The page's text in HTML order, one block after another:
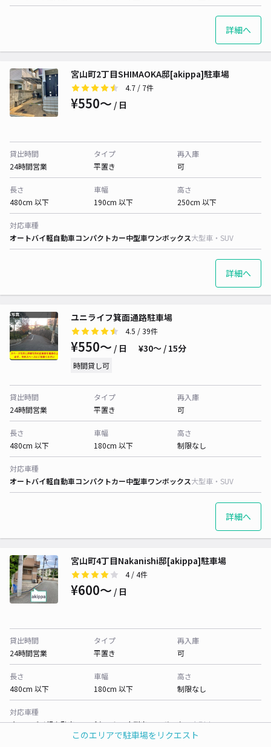
このエリアで駐車場をリクエスト
詳細へ
宮山町2丁目SHIMAOKA邸[akippa]駐車場
4.7 / 7件
¥550〜 / 日
貸出時間
24時間営業
タイプ
平置き
再入庫
可
長さ
480cm 以下
車幅
190cm 以下
高さ
250cm 以下
対応車種
オートバイ軽自動車コンパクトカー中型車ワンボックス大型車・SUV
詳細へ
ユニライフ箕面通路駐車場
4.5 / 39件
¥550〜 / 日 ¥30〜 / 15分
時間貸し可
貸出時間
24時間営業
タイプ
平置き
再入庫
可
長さ
480cm 以下
車幅
180cm 以下
高さ
制限なし
対応車種
オートバイ軽自動車コンパクトカー中型車ワンボックス大型車・SUV
詳細へ
宮山町4丁目Nakanishi邸[akippa]駐車場
4/ 4件
¥600〜 / 日
貸出時間
24時間営業
タイプ
平置き
再入庫
可
長さ
480cm 以下
車幅
180cm 以下
高さ
制限なし
対応車種
オートバイ軽自動車コンパクトカー中型車ワンボックス大型車・SUV